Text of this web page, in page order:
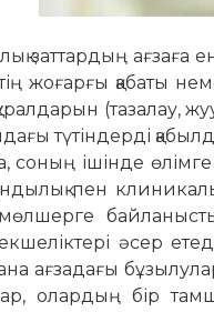
заттардың ағзаға
жоғарғы қабаты
(тазалау,
түтіндерді
соның ішінде
пен
әсер
ағзадағы
олардың бір